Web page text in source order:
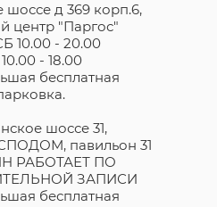
шоссе д 369 корп.6,
центр "Паргос"
10.00 - 20.00
- 18.00
бесплатная
шоссе 31,
павильон 31
РАБОТАЕТ ПО
ЗАПИСИ
бесплатная